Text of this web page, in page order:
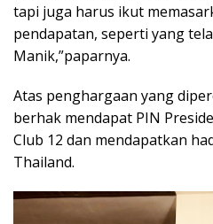
tapi juga harus ikut
pendapatan, seperti yang
Manik,”paparnya.
Atas penghargaan yang
berhak mendapat PIN
Club 12 dan mendapatkan
Thailand.